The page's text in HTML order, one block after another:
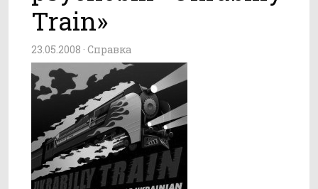
Train»
23.05.2008 · Справка